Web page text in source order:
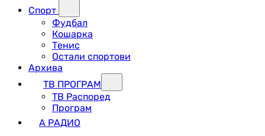
Спорт
Фудбал
Кошарка
Тенис
Остали спортови
Архива
ТВ ПРОГРАМ
ТВ Распоред
Програм
А РАДИО